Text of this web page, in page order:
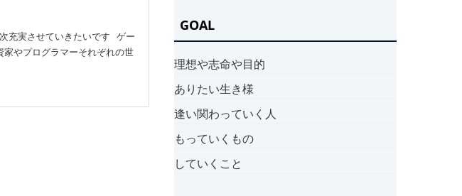
充実させていきたいです ゲー
やプログラマーそれぞれの世
GOAL
理想や志命や目的
ありたい生き様
逢い関わっていく人
もっていくもの
していくこと